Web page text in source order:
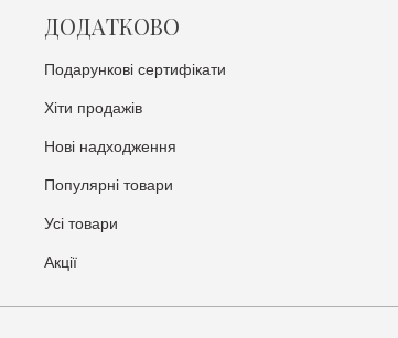
ДОДАТКОВО
Подарункові сертифікати
Хіти продажів
Нові надходження
Популярні товари
Усі товари
Акції